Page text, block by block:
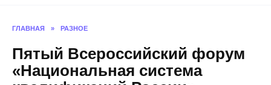
ГЛАВНАЯ » РАЗНОЕ
Пятый Всероссийский форум
«Национальная система